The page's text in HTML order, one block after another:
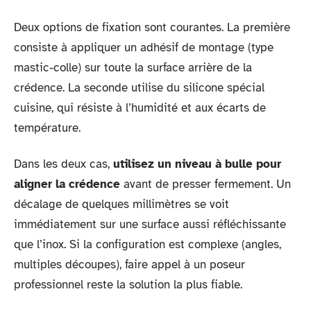
Deux options de fixation sont courantes. La première
consiste à appliquer un adhésif de montage (type
mastic-colle) sur toute la surface arrière de la
crédence. La seconde utilise du silicone spécial
cuisine, qui résiste à l’humidité et aux écarts de
température.
Dans les deux cas, utilisez un niveau à bulle pour
aligner la crédence avant de presser fermement. Un
décalage de quelques millimètres se voit
immédiatement sur une surface aussi réfléchissante
que l’inox. Si la configuration est complexe (angles,
multiples découpes), faire appel à un poseur
professionnel reste la solution la plus fiable.